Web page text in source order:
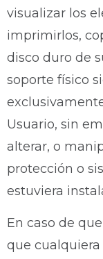
visualizar los
imprimirlos,
disco duro de
soporte físico
Usuario, sin
alterar, o
protección o
estuviera
En caso de
que